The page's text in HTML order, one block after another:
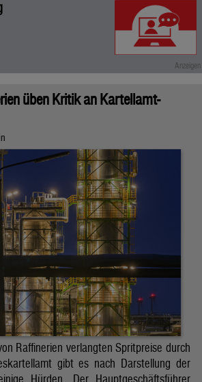
üben Kritik an Kartellamt-
Raffinerien verlangten Spritpreise durch
gibt es nach Darstellung der
Hürden. Der Hauptgeschäftsführer